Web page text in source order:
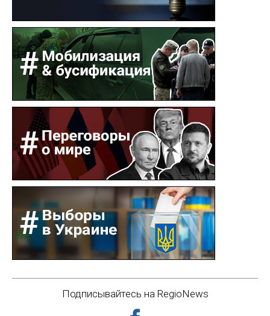
Подписывайтесь на RegioNews